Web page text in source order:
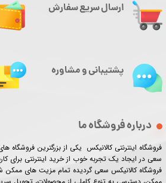
ارسال سریع سفارش
درباره فروشگاه ما
فروشگاه اینترنتی کالانیکس یکی از بزرگترین فروشگاه
سعی در ایجاد یک تجربه خوب از خرید اینترنتی برای
فروشگاه کالانیکس سعی گردیده تمام مزیت های ممکن
پشتیبانی و مشاوره